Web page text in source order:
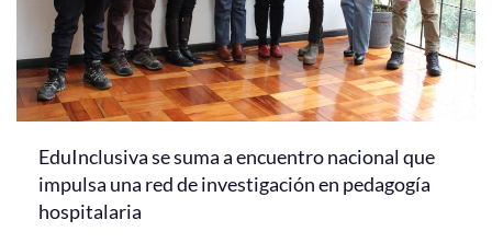
EduInclusiva se suma a encuentro nacional que
impulsa una red de investigación en pedagogía
hospitalaria